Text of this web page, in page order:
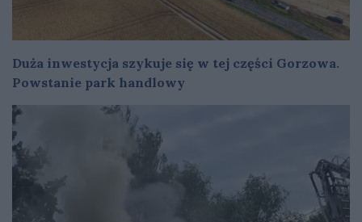
Duża inwestycja szykuje się w tej części Gorzowa.
Powstanie park handlowy